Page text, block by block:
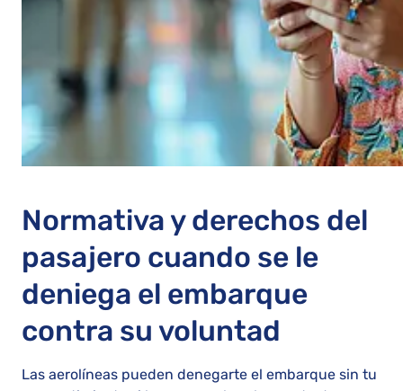
Normativa y derechos del
pasajero cuando se le
deniega el embarque
contra su voluntad
Las aerolíneas pueden denegarte el embarque sin tu